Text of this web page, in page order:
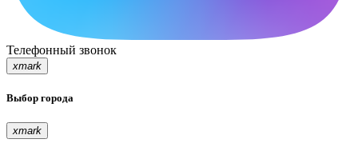
Телефонный звонок
xmark
Выбор города
xmark